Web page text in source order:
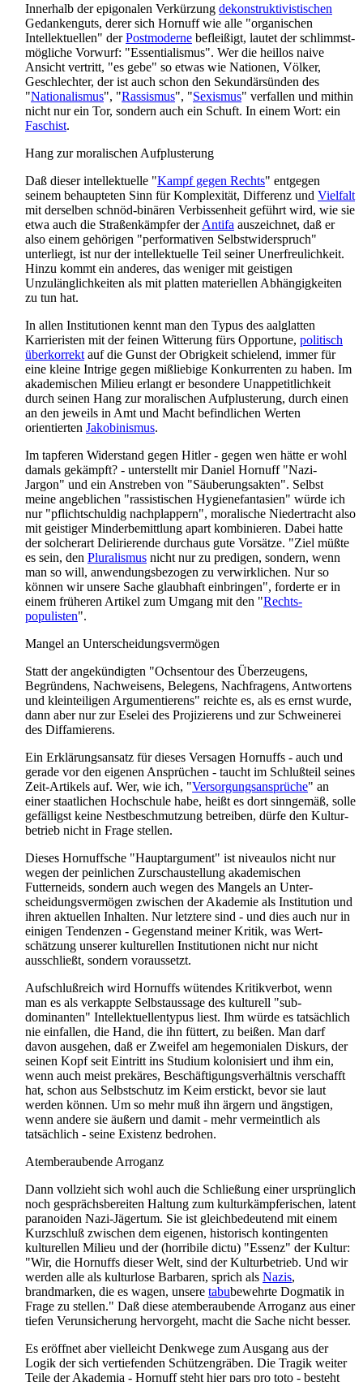
Innerhalb der epigonalen Verkürzung dekonstruktivistischen
Gedankenguts, derer sich Hornuff wie alle "organischen
Intellektuellen" derPostmoderne befleißigt, lautet der schlimmst­
mögliche Vorwurf: "Essentialismus". Wer die heillos naive
Ansicht vertritt, "es gebe" so etwas wie Nationen, Völker,
Geschlechter, der ist auch schon den Sekundär­sünden des
"Nationalismus", "Rassismus", "Sexismus" verfallen und mithin
nicht nur ein Tor, sondern auch ein Schuft. In einem Wort: ein
Faschist.
Hang zur moralischen Aufplusterung
Daß dieser intellektuelle "Kampf gegen Rechts" entgegen
seinem behaupteten Sinn für Komplexität, Differenz und Vielfalt
mit derselben schnöd-binären Verbissenheit geführt wird, wie sie
etwa auch die Straßen­kämpfer derAntifa auszeichnet, daß er
also einem gehörigen "performativen Selbst­wider­spruch"
unterliegt, ist nur der intellektuelle Teil seiner Unerfreulichkeit.
Hinzu kommt ein anderes, das weniger mit geistigen
Unzulänglichkeiten als mit platten materiellen Abhängigkeiten
zu tun hat.
In allen Institutionen kennt man den Typus des aalglatten
Karrieristen mit der feinen Witterung fürs Opportune, politisch
über­korrekt auf die Gunst der Obrigkeit schielend, immer für
eine kleine Intrige gegen mißliebige Konkurrenten zu haben. Im
akademischen Milieu erlangt er besondere Un­appetitlich­keit
durch seinen Hang zur moralischen Aufplusterung, durch einen
an den jeweils in Amt und Macht befindlichen Werten
orientierten Jakobinismus.
Im tapferen Widerstand gegen Hitler - gegen wen hätte er wohl
damals gekämpft? - unterstellt mir Daniel Hornuff "Nazi-
Jargon" und ein Anstreben von "Säuberungs­akten". Selbst
meine angeblichen "rassistischen Hygiene­fantasien" würde ich
nur "pflicht­schuldig nachplappern", moralische Niedertracht also
mit geistiger Minder­bemittlung apart kombinieren. Dabei hatte
der solcherart Delirierende durchaus gute Vorsätze. "Ziel müßte
es sein, den Pluralismus nicht nur zu predigen, sondern, wenn
man so will, anwendungs­bezogen zu verwirklichen. Nur so
können wir unsere Sache glaubhaft einbringen", forderte er in
einem früheren Artikel zum Umgang mit den "Rechts­
populisten".
Mangel an Unterscheidungsvermögen
Statt der angekündigten "Ochsentour des Überzeugens,
Begründens, Nachweisens, Belegens, Nachfragens, Antwortens
und klein­teiligen Argumentierens" reichte es, als es ernst wurde,
dann aber nur zur Eselei des Projizierens und zur Schweinerei
des Diffamierens.
Ein Erklärungsansatz für dieses Versagen Hornuffs - auch und
gerade vor den eigenen Ansprüchen - taucht im Schlußteil seines
Zeit-Artikels auf. Wer, wie ich, "Versorgungs­ansprüche" an
einer staatlichen Hochschule habe, heißt es dort sinngemäß, solle
gefälligst keine Nest­beschmutzung betreiben, dürfe den Kultur­
betrieb nicht in Frage stellen.
Dieses Hornuffsche "Hauptargument" ist niveaulos nicht nur
wegen der peinlichen Zur­schau­stellung akademischen
Futterneids, sondern auch wegen des Mangels an Unter­
scheidungs­vermögen zwischen der Akademie als Institution und
ihren aktuellen Inhalten. Nur letztere sind - und dies auch nur in
einigen Tendenzen - Gegenstand meiner Kritik, was Wert­
schätzung unserer kulturellen Institutionen nicht nur nicht
ausschließt, sondern voraussetzt.
Aufschlußreich wird Hornuffs wütendes Kritikverbot, wenn
man es als verkappte Selbstaussage des kulturell "sub­
dominanten" Intellektuellen­typus liest. Ihm würde es tatsächlich
nie einfallen, die Hand, die ihn füttert, zu beißen. Man darf
davon ausgehen, daß er Zweifel am hegemonialen Diskurs, der
seinen Kopf seit Eintritt ins Studium kolonisiert und ihm ein,
wenn auch meist prekäres, Beschäftigungs­verhältnis verschafft
hat, schon aus Selbstschutz im Keim erstickt, bevor sie laut
werden können. Um so mehr muß ihn ärgern und ängstigen,
wenn andere sie äußern und damit - mehr vermeintlich als
tatsächlich - seine Existenz bedrohen.
Atemberaubende Arroganz
Dann vollzieht sich wohl auch die Schließung einer ursprünglich
noch gesprächs­bereiten Haltung zum kultur­kämpferischen, latent
paranoiden Nazi-Jägertum. Sie ist gleich­bedeutend mit einem
Kurzschluß zwischen dem eigenen, historisch kontingenten
kulturellen Milieu und der (horribile dictu) "Essenz" der Kultur:
"Wir, die Hornuffs dieser Welt, sind der Kultur­betrieb. Und wir
werden alle als kulturlose Barbaren, sprich als Nazis,
brandmarken, die es wagen, unsere tabu­bewehrte Dogmatik in
Frage zu stellen." Daß diese atem­beraubende Arroganz aus einer
tiefen Verunsicherung hervorgeht, macht die Sache nicht besser.
Es eröffnet aber vielleicht Denkwege zum Ausgang aus der
Logik der sich vertiefenden Schützen­gräben. Die Tragik weiter
Teile der Akademia - Hornuff steht hier pars pro toto - besteht